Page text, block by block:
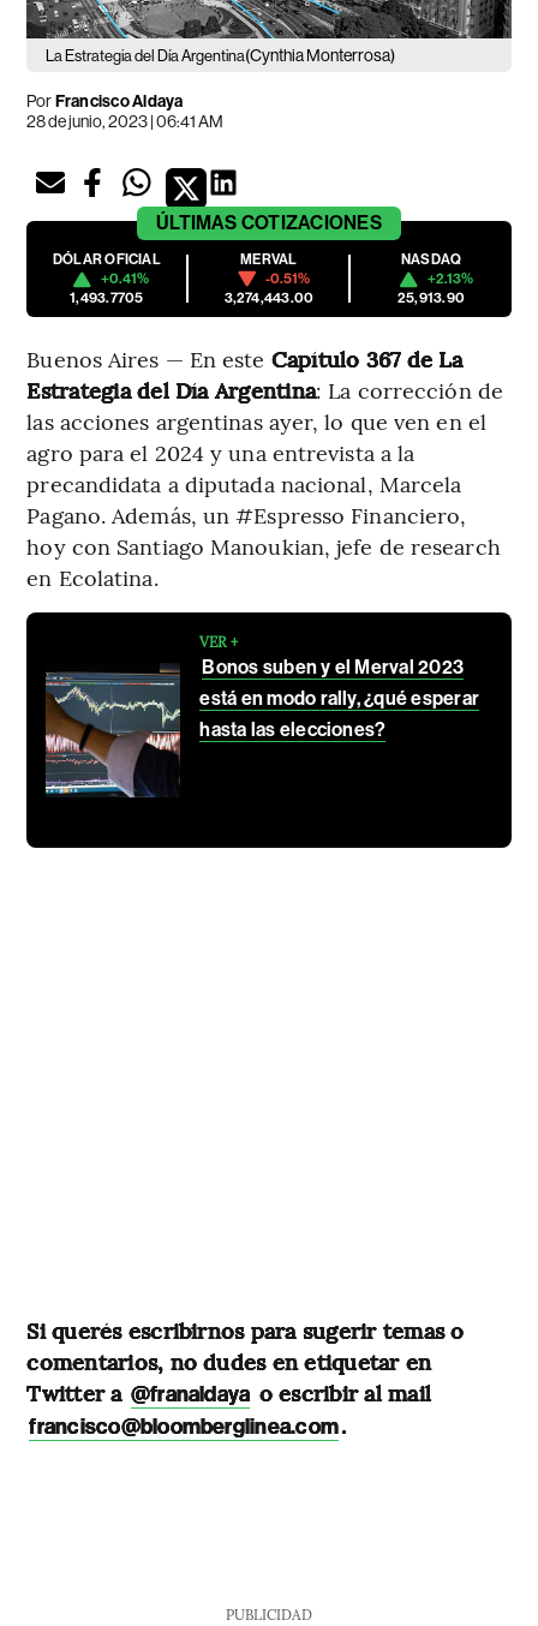
La Estrategia del Día Argentina(Cynthia Monterrosa)
PorFrancisco Aldaya
28 de junio, 2023 | 06:41 AM
ÚLTIMAS COTIZACIONES
DÓLAR OFICIAL
+0.41%
1,493.7705
MERVAL
-0.51%
3,274,443.00
NASDAQ
+2.13%
25,913.90
Buenos Aires — En este Capítulo 367 de La
Estrategia del Día Argentina: La corrección de
las acciones argentinas ayer, lo que ven en el
agro para el 2024 y una entrevista a la
precandidata a diputada nacional, Marcela
Pagano. Además, un #Espresso Financiero,
hoy con Santiago Manoukian, jefe de research
en Ecolatina.
VER +
Bonos suben y el Merval 2023
está en modo rally, ¿qué esperar
hasta las elecciones?
Si querés escribirnos para sugerir temas o
comentarios, no dudes en etiquetar en
Twitter a @franaldaya o escribir al mail
francisco@bloomberglinea.com.
PUBLICIDAD